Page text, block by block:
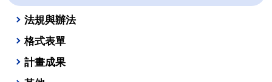
法規與辦法
格式表單
計畫成果